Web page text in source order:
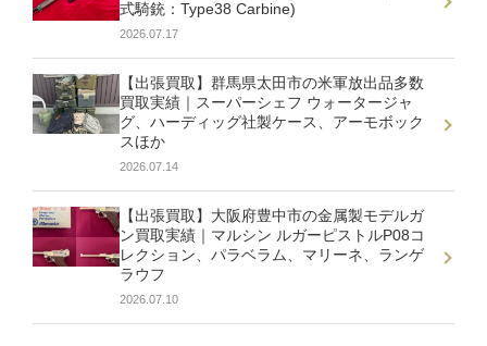
式騎銃：Type38 Carbine)
2026.07.17
【出張買取】群馬県太田市の米軍放出品多数
買取実績｜スーパーシェフ ウォータージャ
グ、ハーディッグ社製ケース、アーモボック
スほか
2026.07.14
【出張買取】大阪府豊中市の金属製モデルガ
ン買取実績｜マルシン ルガーピストルP08コ
レクション、パラベラム、マリーネ、ランゲ
ラウフ
2026.07.10